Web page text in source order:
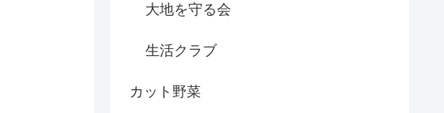
大地を守る会
生活クラブ
カット野菜